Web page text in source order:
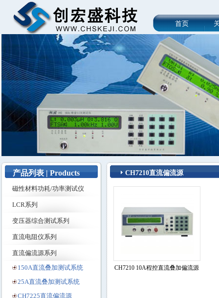
首页
产品列表 | Products
磁性材料功耗/功率测试仪
LCR系列
变压器综合测试系列
直流电阻仪系列
直流偏流源系列
150A直流叠加测试系统
25A直流叠加测试系统
CH7225直流偏流源
CH7210直流偏流源
CH7210 10A程控直流叠加偏流源